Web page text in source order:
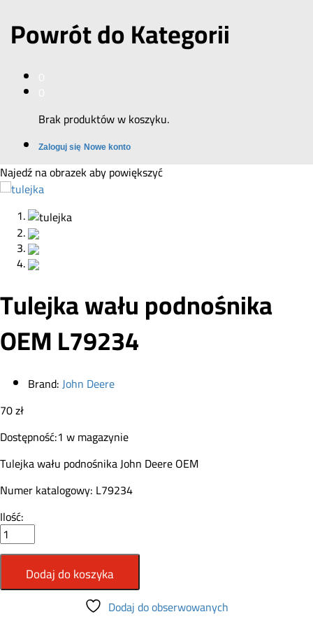
Powrót doKategorii
Brak produktów w koszyku.
Zaloguj się Nowe konto
Najedź na obrazek aby powiększyć
Tulejka wału podnośnika
OEM L79234
Brand:John Deere
70zł
Dostępność:1 w magazynie
Tulejka wału podnośnika John Deere OEM
Numer katalogowy: L79234
Tulejka
wału
podnośnika
OEM
L79234
quantity
Ilość:
Dodaj do koszyka
Dodaj do obserwowanych